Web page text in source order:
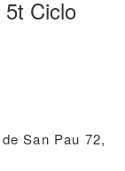
Ciclo
San Pau 72,